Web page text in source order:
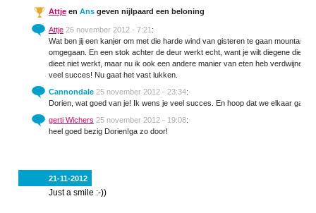
Attjeen Ans geven nijlpaard een beloning
Attje 26 november 2012 - 7:21 :
Wat ben jij een kanjer om met die harde wind van gisteren te gaan
omgegaan. En een stok achter de deur werkt echt, want je wilt diegene die je
dieet niet werkt, maar nu ik ook een andere manier van eten heb verdwijnen
veel succes! Nu gaat het vast lukken.
Cannondale 25 november 2012 - 23:34:
Dorien, wat goed van je! Ik wens je veel succes. En hoop dat we elkaar
gerti Wichers 25 november 2012 - 19:08:
heel goed bezig Dorien!ga zo door!
21-11-2012
Just a smile :-))